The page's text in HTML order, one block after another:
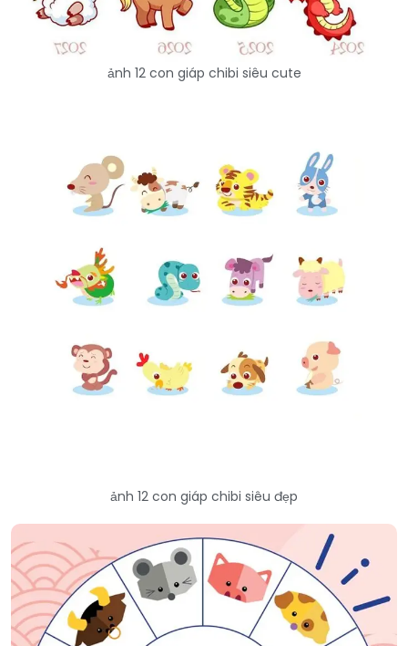
ảnh 12 con giáp chibi siêu cute
ảnh 12 con giáp chibi siêu đẹp